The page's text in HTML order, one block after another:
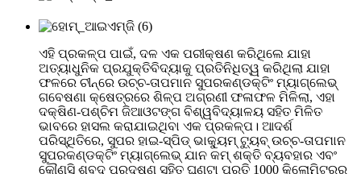
ଏହି ପ୍ରକଳ୍ପ ପାଇଁ, ଦଳ ଏକ ପରୀକ୍ଷଣ କରିଥିଲେ ଯାହା
ଅତ୍ୟାଧୁନିକ ପ୍ରଯୁକ୍ତିବିଦ୍ୟାକୁ ପ୍ରତିନିଧିତ୍ୱ କରିଥିଲା ​​ଯାହା
ଫଳରେ ଚୀନ୍‌ରେ ଉଚ୍ଚ-ତାପମାନ ସୁପରକଣ୍ଡକ୍ଟିଂ ମ୍ୟାଗ୍ଲେଭ୍
ଗବେଷଣା କ୍ଷେତ୍ରରେ ଶିଳ୍ପ ଅଗ୍ରଣୀ ଫଳାଫଳ ମିଳିଲା, ଏହା
ଦକ୍ଷିଣ-ପଶ୍ଚିମ ଜିଆଓଟଙ୍ଗ ବିଶ୍ୱବିଦ୍ୟାଳୟ ସହିତ ମିଳିତ
ଭାବରେ ହାସଲ କରାଯାଇଥିବା ଏକ ପ୍ରକଳ୍ପ। ଆଦର୍ଶ
ପରିସ୍ଥିତିରେ, ସୁପର ହାଇ-ସ୍ପିଡ୍ ଭାକ୍ୟୁମ୍ ଟ୍ୟୁବ୍ ଉଚ୍ଚ-ତାପମାନ
ସୁପରକଣ୍ଡକ୍ଟିଂ ମ୍ୟାଗ୍ଲେଭ୍ ଯାନ କମ୍ ଶକ୍ତି ବ୍ୟବହାର ଏବଂ
କୌଣସି ଶବ୍ଦ ପ୍ରଦୂଷଣ ସହିତ ଘଣ୍ଟା ପ୍ରତି 1000 କିଲୋମିଟରରୁ